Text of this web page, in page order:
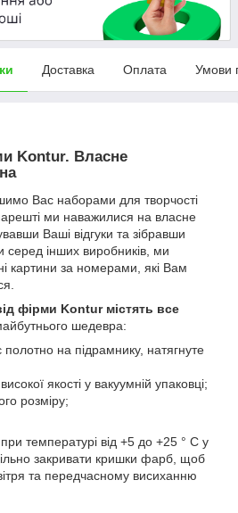
Доставка Оплата Умови
Kontur. Власне
Вас наборами для творчості
ми наважилися на власне
Ваші відгуки та зібравши
серед інших виробників, ми
картини за номерами, які Вам
фірми Kontur містять все
шедевра:
на підрамнику, натягнуте
якості у вакуумній упаковці;
розміру;
температурі від +5 до +25 ° C у
закривати кришки фарб, щоб
та передчасному висиханню